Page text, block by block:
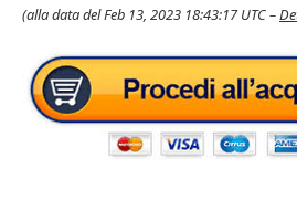
(alla data del Feb 13, 2023 18:43:17 UTC –